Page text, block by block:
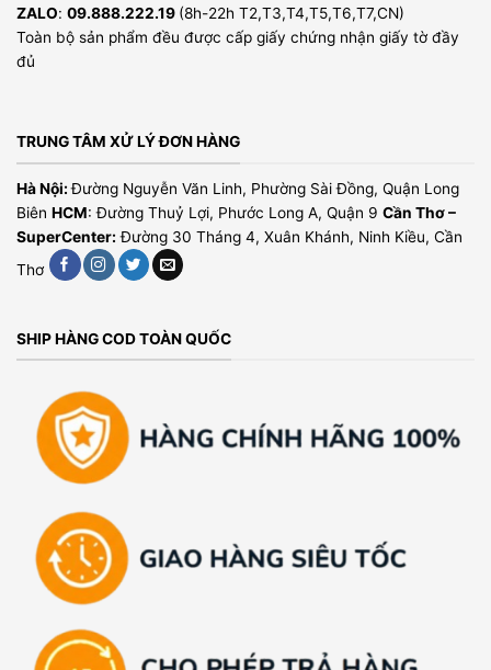
ZALO: 09.888.222.19 (8h-22h T2,T3,T4,T5,T6,T7,CN)
Toàn bộ sản phẩm đều được cấp giấy chứng nhận giấy tờ đầy
đủ
TRUNG TÂM XỬ LÝ ĐƠN HÀNG
Hà Nội:Đường Nguyễn Văn Linh, Phường Sài Đồng, Quận Long
Biên HCM: Đường Thuỷ Lợi, Phước Long A, Quận 9 Cần Thơ –
SuperCenter: Đường 30 Tháng 4, Xuân Khánh, Ninh Kiều, Cần
Thơ
SHIP HÀNG COD TOÀN QUỐC